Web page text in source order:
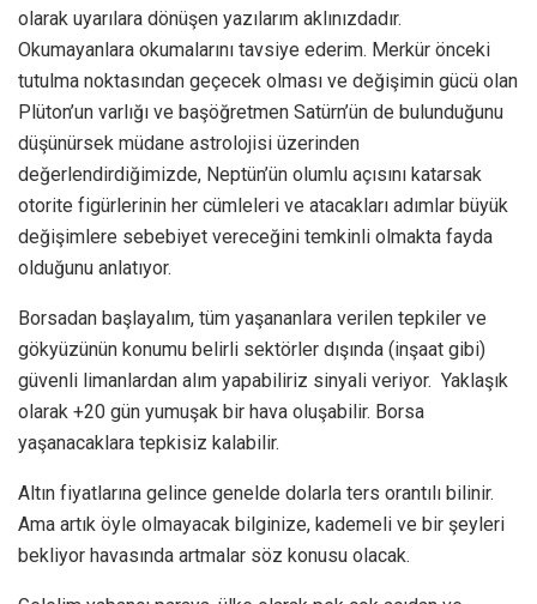
olarak uyarılara dönüşen yazılarım aklınızdadır.
Okumayanlara okumalarını tavsiye ederim. Merkür önceki
tutulma noktasından geçecek olması ve değişimin gücü olan
Plüton’un varlığı ve başöğretmen Satürn’ün de bulunduğunu
düşünürsek müdane astrolojisi üzerinden
değerlendirdiğimizde, Neptün’ün olumlu açısını katarsak
otorite figürlerinin her cümleleri ve atacakları adımlar büyük
değişimlere sebebiyet vereceğini temkinli olmakta fayda
olduğunu anlatıyor.
Borsadan başlayalım, tüm yaşananlara verilen tepkiler ve
gökyüzünün konumu belirli sektörler dışında (inşaat gibi)
güvenli limanlardan alım yapabiliriz sinyali veriyor. Yaklaşık
olarak +20 gün yumuşak bir hava oluşabilir. Borsa
yaşanacaklara tepkisiz kalabilir.
Altın fiyatlarına gelince genelde dolarla ters orantılı bilinir.
Ama artık öyle olmayacak bilginize, kademeli ve bir şeyleri
bekliyor havasında artmalar söz konusu olacak.